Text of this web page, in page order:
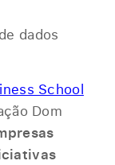
dados
School
Dom